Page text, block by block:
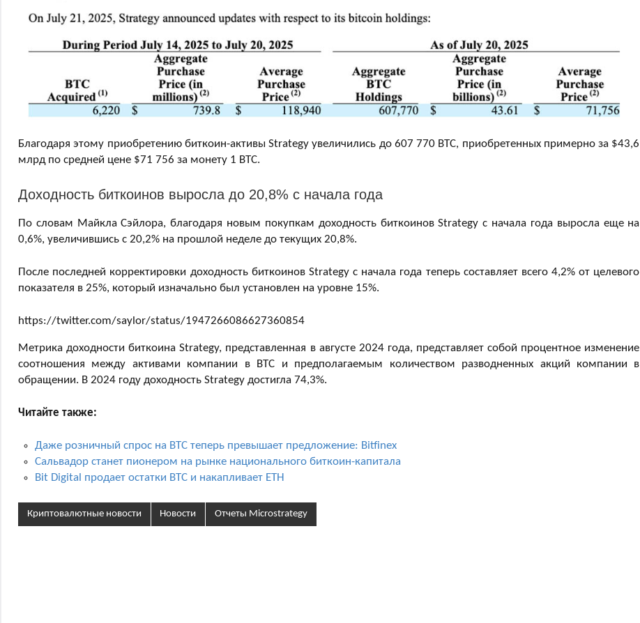
Благодаря этому приобретению биткоин-активы Strategy увеличились до 607 770 BTC, приобретенных примерно за $43,6
млрд по средней цене $71 756 за монету 1 BTC.
Доходность биткоинов выросла до 20,8% с начала года
По словам Майкла Сэйлора, благодаря новым покупкам доходность биткоинов Strategy с начала года выросла еще на
0,6%, увеличившись с 20,2% на прошлой неделе до текущих 20,8%.
После последней корректировки доходность биткоинов Strategy с начала года теперь составляет всего 4,2% от целевого
показателя в 25%, который изначально был установлен на уровне 15%.
https://twitter.com/saylor/status/1947266086627360854
Метрика доходности биткоина Strategy, представленная в августе 2024 года, представляет собой процентное изменение
соотношения между активами компании в BTC и предполагаемым количеством разводненных акций компании в
обращении. В 2024 году доходность Strategy достигла 74,3%.
Читайте также:
Даже розничный спрос на BTC теперь превышает предложение: Bitfinex
Сальвадор станет пионером на рынке национального биткоин-капитала
Bit Digital продает остатки BTC и накапливает ETH
Криптовалютные новости Новости Отчеты Microstrategy